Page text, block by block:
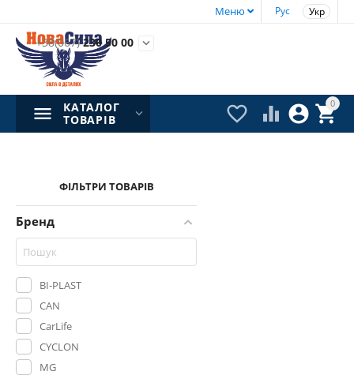
Рус Укр
Меню
+38(067)230 50 00 
0


 
КАТАЛОГ
ТОВАРІВ
ФІЛЬТРИ ТОВАРІВ
Бренд
BI-PLAST
CAN
CarLife
CYCLON
MG